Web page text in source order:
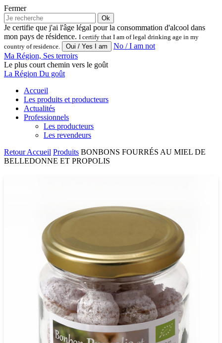
Fermer
Ok
Je certifie que j'ai l'âge légal pour la consommation d'alcool dans
mon pays de résidence. I certify that I am of legal drinking age in my
country of residence.
No / I am not
Ma Région, Ses terroirs
Le plus court chemin vers le goût
La Région Du goût
Accueil
Les produits et producteurs
Actualités
Professionnels
Les producteurs
Les revendeurs
RetourAccueil Produits BONBONS FOURRÉS AU MIEL DE
BELLEDONNE ET PROPOLIS